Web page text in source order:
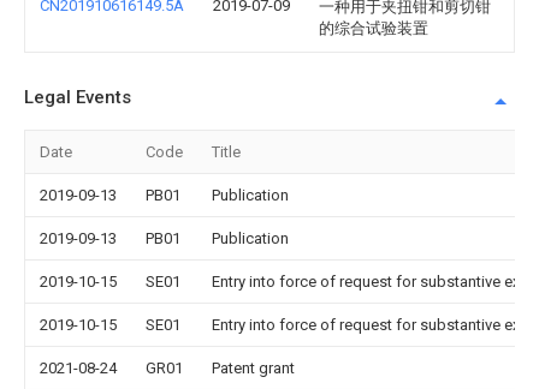
CN201910616149.5A 2019-07-09
一种用于夹扭钳和剪切钳
的综合试验装置
Legal Events
Date Code Title
2019-09-13 PB01 Publication
2019-09-13 PB01 Publication
2019-10-15 SE01 Entry into force of request for substantive
2019-10-15 SE01 Entry into force of request for substantive
2021-08-24 GR01 Patent grant